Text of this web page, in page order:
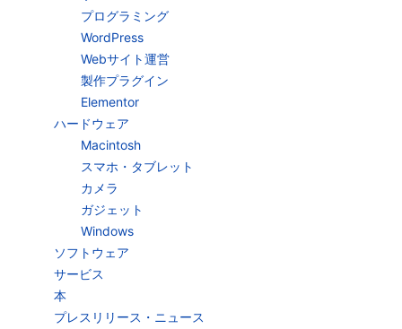
プログラミング
WordPress
Webサイト運営
製作プラグイン
Elementor
ハードウェア
Macintosh
スマホ・タブレット
カメラ
ガジェット
Windows
ソフトウェア
サービス
本
プレスリリース・ニュース